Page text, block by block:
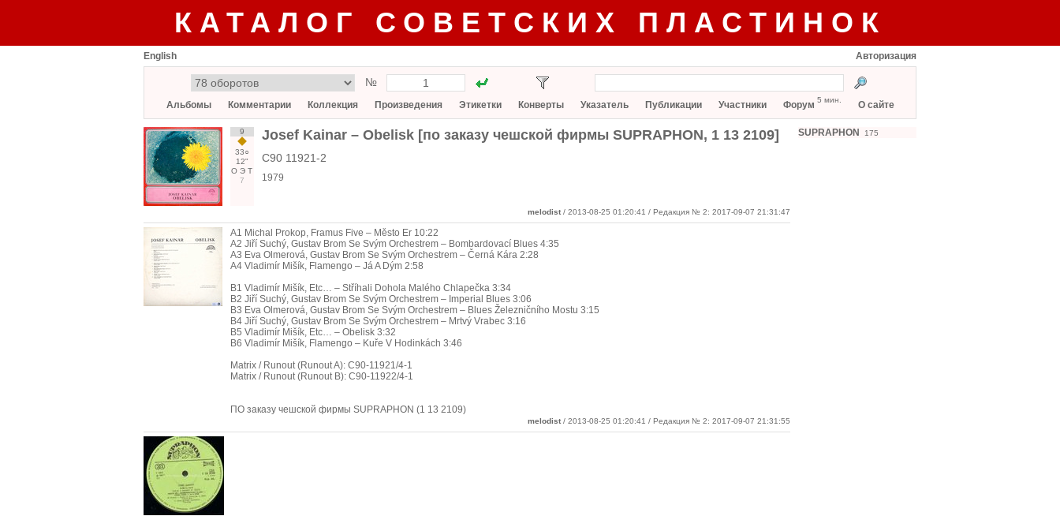
КАТАЛОГ СОВЕТСКИХ ПЛАСТИНОК
English Авторизация
№
Альбомы Комментарии Коллекция Произведения Этикетки Конверты Указатель Публикации Участники Форум 5 мин. О сайте
9
33○
12"
О Э Т
7
Josef Kainar ‎– Obelisk [по заказу чешской фирмы SUPRAPHON, 1 13 2109]
С90 11921-2
1979
melodist / 2013-08-25 01:20:41 / Редакция № 2: 2017-09-07 21:31:47
A1 Michal Prokop, Framus Five – Město Er 10:22
A2 Jiří Suchý, Gustav Brom Se Svým Orchestrem – Bombardovací Blues 4:35
A3 Eva Olmerová, Gustav Brom Se Svým Orchestrem – Černá Kára 2:28
A4 Vladimír Mišík, Flamengo – Já A Dým 2:58
B1 Vladimír Mišík, Etc… – Stříhali Dohola Malého Chlapečka 3:34
B2 Jiří Suchý, Gustav Brom Se Svým Orchestrem – Imperial Blues 3:06
B3 Eva Olmerová, Gustav Brom Se Svým Orchestrem – Blues Železničního Mostu 3:15
B4 Jiří Suchý, Gustav Brom Se Svým Orchestrem – Mrtvý Vrabec 3:16
B5 Vladimír Mišík, Etc… – Obelisk 3:32
B6 Vladimír Mišík, Flamengo – Kuře V Hodinkách 3:46
Matrix / Runout (Runout A): С90-11921/4-1
Matrix / Runout (Runout B): С90-11922/4-1
ПО заказу чешской фирмы SUPRAPHON (1 13 2109)
melodist / 2013-08-25 01:20:41 / Редакция № 2: 2017-09-07 21:31:55
SUPRAPHON 175